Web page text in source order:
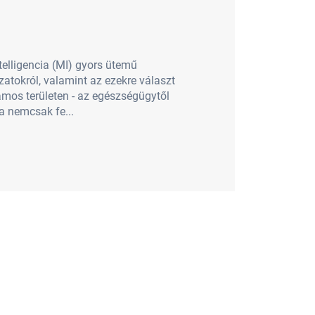
(MI) gyors ütemű
valamint az ezekre választ
területen - az egészségügytől
nemcsak fe...